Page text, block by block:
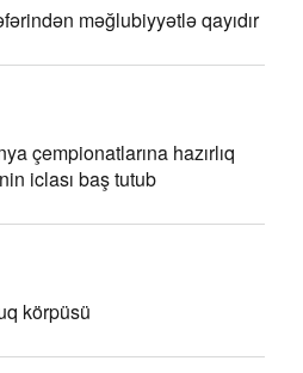
məğlubiyyətlə qayıdır
çempionatlarına hazırlıq
iclası baş tutub
körpüsü